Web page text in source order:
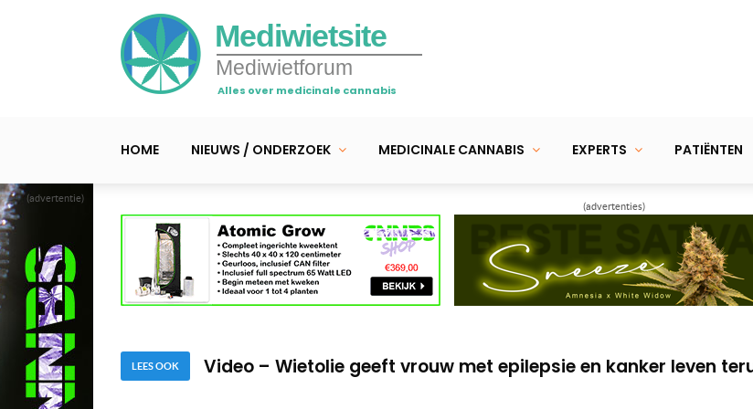
(advertentie)
Mediwietsite
Mediwietforum
Alles over medicinale cannabis
HOME NIEUWS / ONDERZOEK MEDICINALE CANNABIS EXPERTS PATIËNTEN
(advertenties)
LEES OOK
Video – Natasha gebruikt CBD-olie voor herstel na chemokuur
Video – Quentin doet weer mee op school met wietolie op zak
Video – Natasha gebruikt CBD-olie voor herstel na chemokuur